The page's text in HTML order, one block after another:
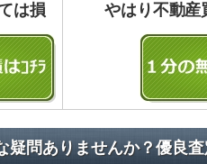
は損 やはり不動産
疑問ありませんか？優良